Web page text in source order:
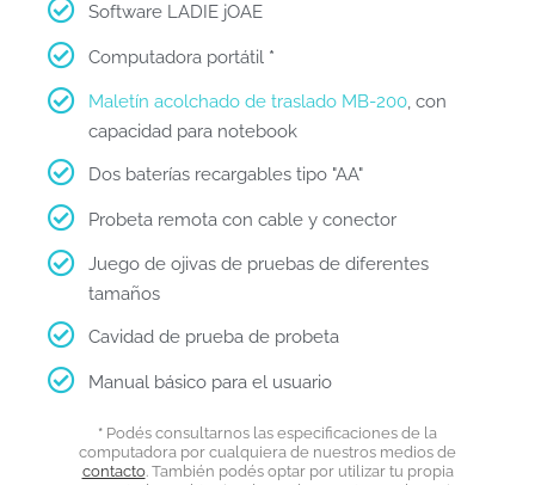
Software LADIE jOAE
Computadora portátil *
Maletín acolchado de traslado MB-200, con
capacidad para notebook
Dos baterías recargables tipo "AA"
Probeta remota con cable y conector
Juego de ojivas de pruebas de diferentes
tamaños
Cavidad de prueba de probeta
Manual básico para el usuario
* Podés consultarnos las especificaciones de la
computadora por cualquiera de nuestros medios de
contacto. También podés optar por utilizar tu propia